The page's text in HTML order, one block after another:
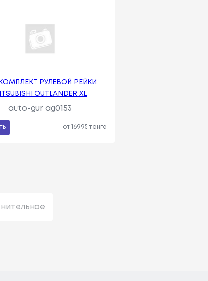
РУЛЕВОЙ РЕЙКИ
OUTLANDER XL
auto-gur ag0153
от 16995 тенге